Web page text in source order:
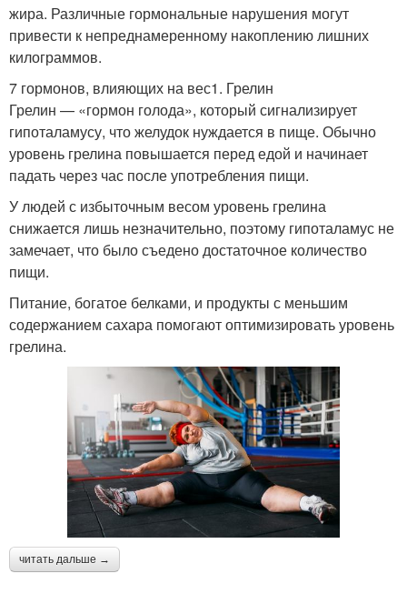
жира. Различные гормональные нарушения могут
привести к непреднамеренному накоплению лишних
килограммов.
7 гормонов, влияющих на вес1. Грелин
Грелин — «гормон голода», который сигнализирует
гипоталамусу, что желудок нуждается в пище. Обычно
уровень грелина повышается перед едой и начинает
падать через час после употребления пищи.
У людей с избыточным весом уровень грелина
снижается лишь незначительно, поэтому гипоталамус не
замечает, что было съедено достаточное количество
пищи.
Питание, богатое белками, и продукты с меньшим
содержанием сахара помогают оптимизировать уровень
грелина.
читать дальше →